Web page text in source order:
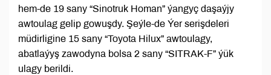
hem-de 19 sany “Sinotruk Homan” ýangyç daşaýjy
awtoulag gelip gowuşdy. Şeýle-de Ýer serişdeleri
müdirligine 15 sany “Toyota Hilux” awtoulagy,
abatlaýyş zawodyna bolsa 2 sany “SITRAK-F” ýük
ulagy berildi.